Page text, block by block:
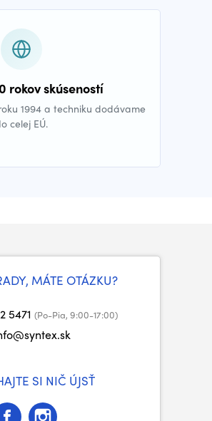
rokov skúseností
1994 a techniku dodávame
celej EÚ.
MÁTE OTÁZKU?
5471 (Po-Pia, 9:00-17:00)
SI NIČ ÚJSŤ